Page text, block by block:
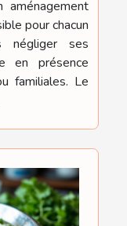
aménagement
pour chacun
négliger ses
en présence
familiales. Le